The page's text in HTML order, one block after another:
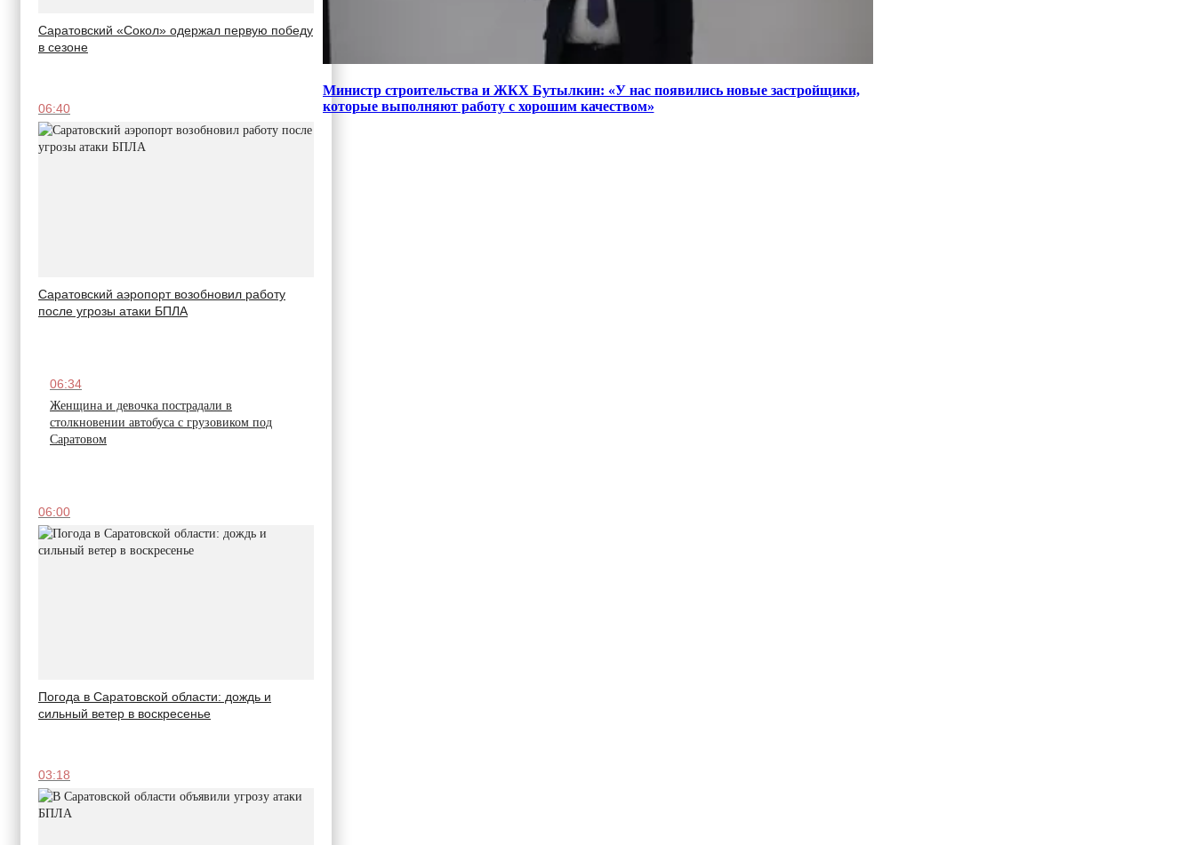
Саратовский «Сокол» одержал первую победу
в сезоне
06:40
Саратовский аэропорт возобновил работу
после угрозы атаки БПЛА
06:34
Женщина и девочка пострадали в
столкновении автобуса с грузовиком под
Саратовом
06:00
Погода в Саратовской области: дождь и
сильный ветер в воскресенье
03:18
Министр строительства и ЖКХ Бутылкин: «У нас появились новые застройщики,
которые выполняют работу с хорошим качеством»